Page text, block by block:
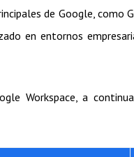
de Google, como
en entornos
Workspace, a